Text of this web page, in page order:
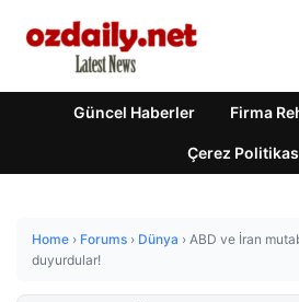
Güncel Haberler Firma
Çerez
Home › Forums › Dünya › ABD ve İran
duyurdular!